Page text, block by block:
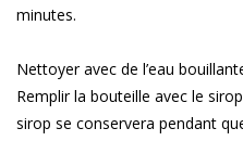
minutes.
Nettoyer avec de l’eau
Remplir la bouteille avec le
sirop se conservera pendant